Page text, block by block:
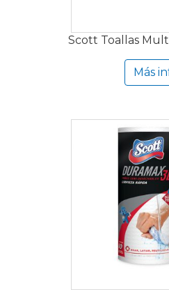
Scott Toallas
Más